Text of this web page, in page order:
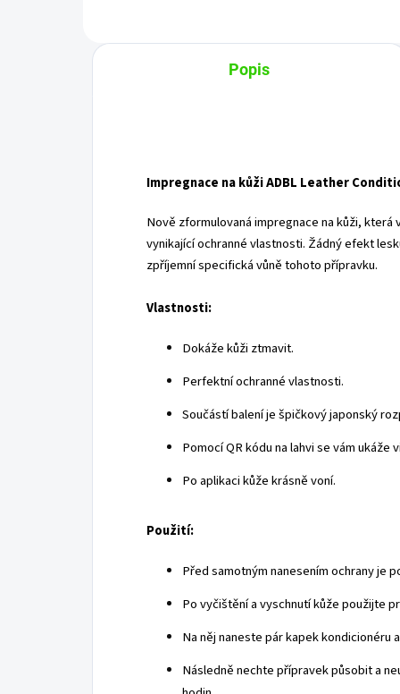
Popis
Impregnace na kůži ADBL Leather
Nově zformulovaná impregnace na kůži, která
vynikající ochranné vlastnosti. Žádný efekt
zpříjemní specifická vůně tohoto přípravku.
Vlastnosti:
Dokáže kůži ztmavit.
Perfektní ochranné vlastnosti.
Součástí balení je špičkový japonský
Pomocí QR kódu na lahvi se vám ukáže
Po aplikaci kůže krásně voní.
Použití:
Před samotným nanesením ochrany je
Po vyčištění a vyschnutí kůže použijte
Na něj naneste pár kapek kondicionéru
Následně nechte přípravek působit a